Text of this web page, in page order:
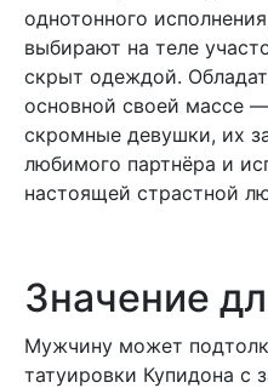
однотонного
выбирают на теле
скрыт одеждой.
основной своей массе
скромные девушки, их
любимого партнёра и
настоящей страстной
Значение
Мужчину может
татуировки Купидона с